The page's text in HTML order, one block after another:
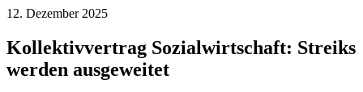
12. Dezember 2025
Kollektivvertrag Sozialwirtschaft: Streiks
werden ausgeweitet